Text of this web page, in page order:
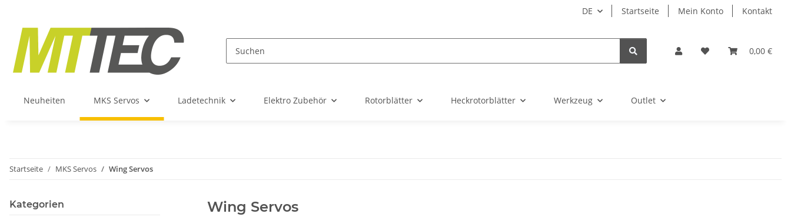
DE Startseite Mein Konto Kontakt
0,00 €
Neuheiten MKS Servos Ladetechnik Elektro Zubehör Rotorblätter Heckrotorblätter Werkzeug Outlet
Startseite MKS Servos Wing Servos
Wing Servos
Kategorien